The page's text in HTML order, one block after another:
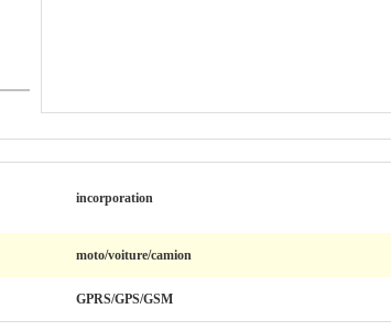
incorporation
moto/voiture/camion
GPRS/GPS/GSM